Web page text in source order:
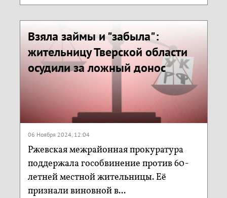
Взяла займы и "забыла":
жительницу Тверской области
осудили за ложный донос
06 Ноября 2024, 12:04
Ржевская межрайонная прокуратура
поддержала гособвинение против 60-
летней местной жительницы. Её
признали виновной в...